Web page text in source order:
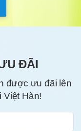
ĐÃI
được ưu đãi lên
Việt Hàn!